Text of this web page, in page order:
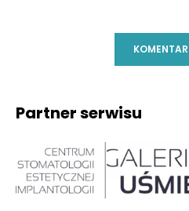
Partner serwisu